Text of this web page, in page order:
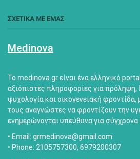
ΣΧΕΤΙΚΑ ΜΕ ΕΜΑΣ
Medinova
Το medinova.gr είναι ένα ελληνικό
αξιόπιστες πληροφορίες για
ψυχολογία και οικογενειακή
τους αναγνώστες να φροντίζουν την
ενημερώνονται υπεύθυνα για σύγχρονα
• Email: grmedinova@gmail.com
• Phone: 2105757300, 6979200307